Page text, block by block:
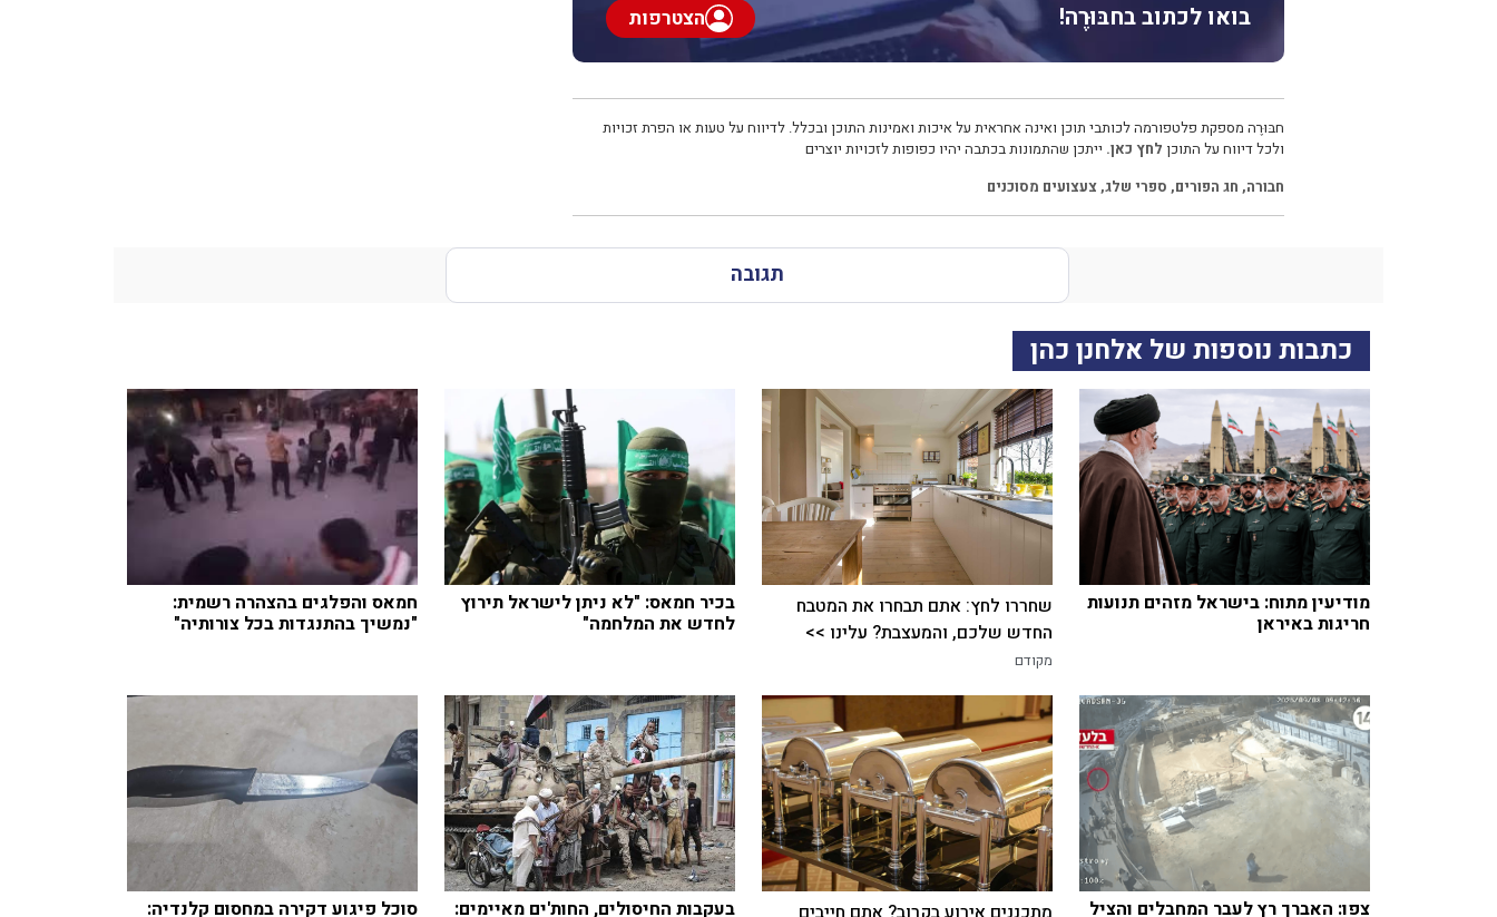
בואו לכתוב בחבּוּרֶה! הצטרפות
חבּוּרֶה מספקת פלטפורמה לכותבי תוכן ואינה אחראית על איכות ואמינות התוכן ובכלל. לדיווח על טעות או הפרת זכויות
ולכל דיווח על התוכן לחץ כאן. ייתכן שהתמונות בכתבה יהיו כפופות לזכויות יוצרים
חבורה, חג הפורים, ספרי שלג, צעצועים מסוכנים
תגובה
כתבות נוספות של אלחנן כהן
מודיעין מתוח: בישראל מזהים תנועות
חריגות באיראן
שחררו לחץ: אתם תבחרו את המטבח
החדש שלכם, והמעצבת? עלינו >>
מקודם
בכיר חמאס: "לא ניתן לישראל תירוץ
לחדש את המלחמה"
חמאס והפלגים בהצהרה רשמית:
"נמשיך בהתנגדות בכל צורותיה"
צפו: האברך רץ לעבר המחבלים והציל בעקבות החיסולים, החות'ים מאיימים: סוכל פיגוע דקירה במחסום קלנדיה: